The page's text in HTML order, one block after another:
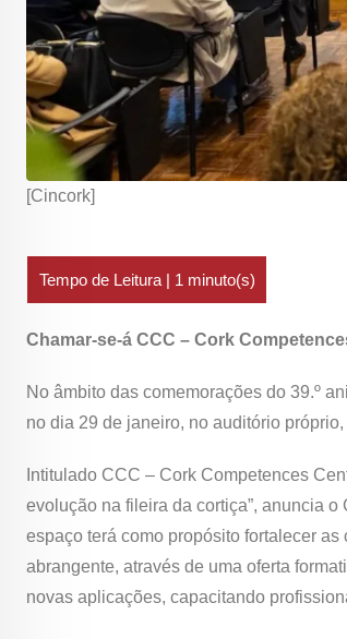
[Cincork]
Chamar-se-á CCC – Cork
No âmbito das comemorações do 39.º
no dia 29 de janeiro, no auditório
Intitulado CCC – Cork Competences
evolução na fileira da cortiça”, anuncia
espaço terá como propósito fortalecer
abrangente, através de uma oferta
novas aplicações, capacitando